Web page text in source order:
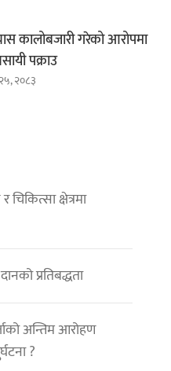
कालोबजारी गरेको आरोपमा
पक्राउ
२०८३
चिकित्सा क्षेत्रमा
प्रतिबद्धता
अन्तिम आरोहण
?